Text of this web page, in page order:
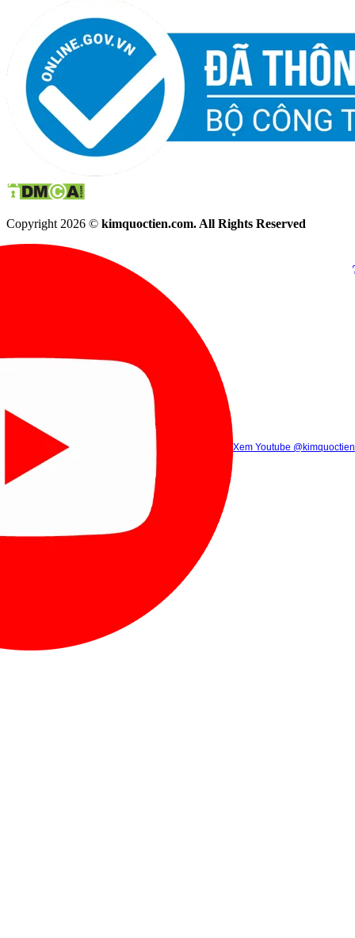
Copyright 2026 © kimquoctien.com. All Rights Reserved
Xem Tik Tok
(8h00 - 21h30)
(8h00 -
Gọi điện (8h00 - 21h30)
Xem Youtube @kimquoctien